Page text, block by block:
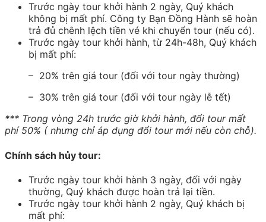
Trước ngày tour khởi hành 2 ngày, Quý khách
không bị mất phí. Công ty Bạn Đồng Hành sẽ hoàn
trả đủ chênh lệch tiền vé khi chuyển tour (nếu có).
Trước ngày tour khởi hành, từ 24h-48h, Quý khách
bị mất phí:
– 20% trên giá tour (đối với tour ngày thường)
– 30% trên giá tour (đối với tour ngày lễ tết)
*** Trong vòng 24h trước giờ khởi hành, đổi tour mất
phí 50% ( nhưng chỉ áp dụng đổi tour mới nếu còn chỗ).
Chính sách hủy tour:
Trước ngày tour khởi hành 3 ngày, đối với ngày
thường, Quý khách được hoàn trả lại tiền.
Trước ngày tour khởi hành 2 ngày, Quý khách bị
mất phí: